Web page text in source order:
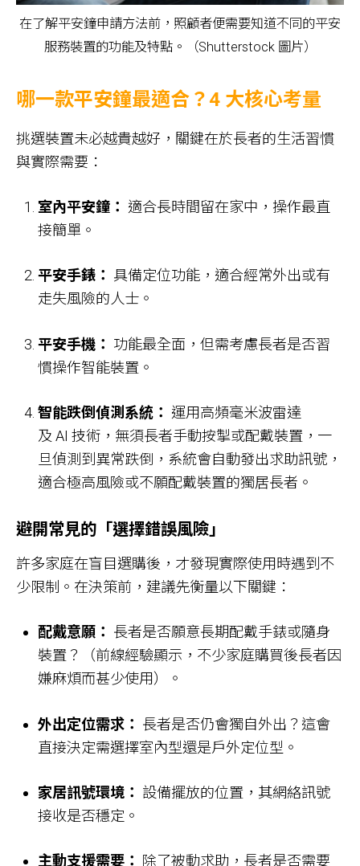
在了解平安鐘申請方法前，照顧者便需要知道不同的平安
服務裝置的功能及特點。（Shutterstock 圖片）
哪一款平安鐘最適合？4 大核心考量
挑選裝置未必越貴越好，關鍵在於長者的生活習慣
與實際需要：
室內平安鐘： 適合長時間留在家中，操作最直
接簡單。
平安手錶： 具備定位功能，適合經常外出或有
走失風險的人士。
平安手機： 功能最全面，但需考慮長者是否習
慣操作智能裝置。
智能跌倒偵測系統： 運用高頻毫米波雷達
及 AI 技術，無須長者手動按掣或配戴裝置，一
旦偵測到異常跌倒，系統會自動發出求助訊號，
適合極高風險或不願配戴裝置的獨居長者。
避開常見的「選擇錯誤風險」
許多家庭在盲目選購後，才發現實際使用時遇到不
少限制。在決策前，建議先衡量以下關鍵：
配戴意願： 長者是否願意長期配戴手錶或隨身
裝置？（前線經驗顯示，不少家庭購買後長者因
嫌麻煩而甚少使用）。
外出定位需求： 長者是否仍會獨自外出？這會
直接決定需選擇室內型還是戶外定位型。
家居訊號環境： 設備擺放的位置，其網絡訊號
接收是否穩定。
主動支援需要： 除了被動求助，長者是否需要